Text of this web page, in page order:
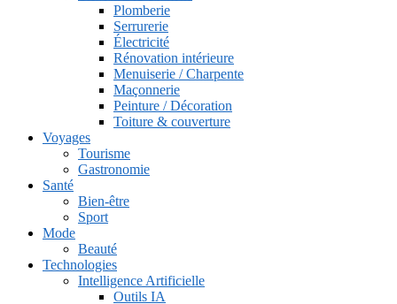
Plomberie
Serrurerie
Électricité
Rénovation intérieure
Menuiserie / Charpente
Maçonnerie
Peinture / Décoration
Toiture & couverture
Voyages
Tourisme
Gastronomie
Santé
Bien-être
Sport
Mode
Beauté
Technologies
Intelligence Artificielle
Outils IA